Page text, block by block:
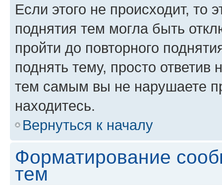
Если этого не происходит, то
поднятия тем могла быть
пройти до повторного
поднять тему, просто ответив
тем самым вы не нарушаете
находитесь.
Вернуться к началу
Форматирование
тем